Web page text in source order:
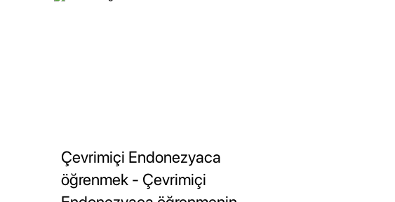
Çevrimiçi Endonezyaca
öğrenmek - Çevrimiçi